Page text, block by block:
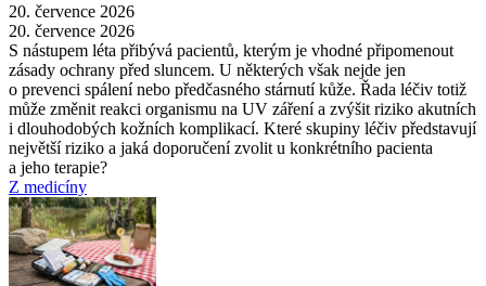
20. července 2026
20. července 2026
S nástupem léta přibývá pacientů, kterým je vhodné připomenout
zásady ochrany před sluncem. U některých však nejde jen
o prevenci spálení nebo předčasného stárnutí kůže. Řada léčiv totiž
může změnit reakci organismu na UV záření a zvýšit riziko akutních
i dlouhodobých kožních komplikací. Které skupiny léčiv představují
největší riziko a jaká doporučení zvolit u konkrétního pacienta
a jeho terapie?
Z medicíny